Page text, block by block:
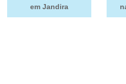
em Jandira